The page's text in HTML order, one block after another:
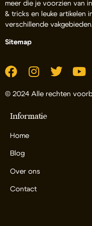
meer die je voorzien van
& tricks en leuke artikelen
verschillende
Sitemap
© 2024 Alle rechten
Informatie
Home
Blog
Over ons
Contact